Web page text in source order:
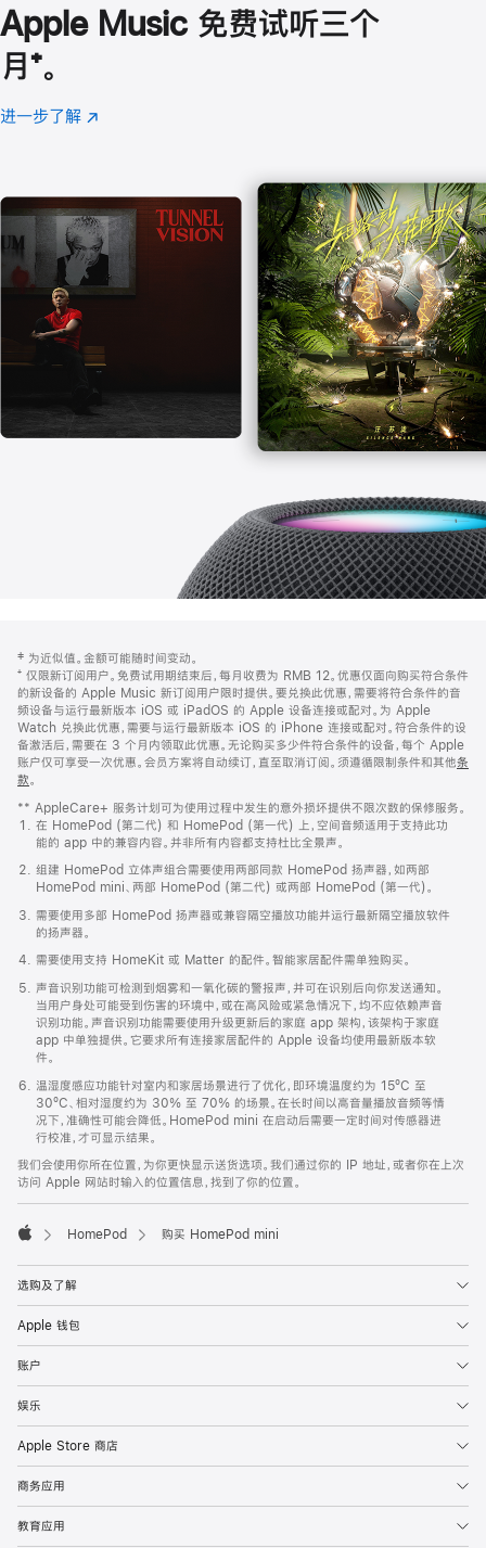
Apple Music 免费试听三个
月 脚
注
⁺。
进一步了解 Apple
(在
口
中
打
开)
页
页
脚
注
‡ 为近似值。金额可能随时间变动。
⁺ 仅限新订阅用户。免费试用期结束后，每月收费为 RMB 12。优惠仅面向购买符合条件
的新设备的 Apple Music 新订阅用户限时提供。要兑换此优惠，需要将符合条件的音
频设备与运行最新版本 iOS 或 iPadOS 的 Apple 设备连接或配对。为 Apple
Watch 兑换此优惠，需要与运行最新版本 iOS 的 iPhone 连接或配对。符合条件的设
备激活后，需要在 3 个月内领取此优惠。无论购买多少件符合条件的设备，每个 Apple
账户仅可享受一次优惠。会员方案将自动续订，直至取消订阅。须遵循限制条件和其他条
款。
窗
口
中
打
开)
** AppleCare+ 服务计划可为使用过程中发生的意外损坏提供不限次数的保修服务。
在 HomePod (第二代) 和 HomePod (第一代) 上，空间音频适用于支持此功
能的 app 中的兼容内容。并非所有内容都支持杜比全景声。
组建 HomePod 立体声组合需要使用两部同款 HomePod 扬声器，如两部
HomePod mini、两部 HomePod (第二代) 或两部 HomePod (第一代)。
需要使用多部 HomePod 扬声器或兼容隔空播放功能并运行最新隔空播放软件
的扬声器。
需要使用支持 HomeKit 或 Matter 的配件。智能家居配件需单独购买。
声音识别功能可检测到烟雾和一氧化碳的警报声，并可在识别后向你发送通知。
当用户身处可能受到伤害的环境中，或在高风险或紧急情况下，均不应依赖声音
识别功能。声音识别功能需要使用升级更新后的家庭 app 架构，该架构于家庭
app 中单独提供。它要求所有连接家居配件的 Apple 设备均使用最新版本软
件。
温湿度感应功能针对室内和家居场景进行了优化，即环境温度约为 15ºC 至
30ºC、相对湿度约为 30% 至 70% 的场景。在长时间以高音量播放音频等情
况下，准确性可能会降低。HomePod mini 在启动后需要一定时间对传感器进
行校准，才可显示结果。
我们会使用你所在位置，为你更快显示送货选项。我们通过你的 IP 地址，或者你在上次
访问 Apple 网站时输入的位置信息，找到了你的位置。
HomePod 购买 HomePod mini
选购及了解
Apple 钱包
账户
娱乐
Apple Store 商店
商务应用
教育应用